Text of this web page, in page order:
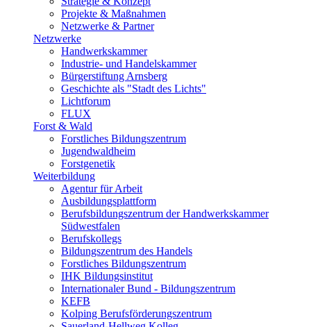
Projekte & Maßnahmen
Netzwerke & Partner
Netzwerke
Handwerkskammer
Industrie- und Handelskammer
Bürgerstiftung Arnsberg
Geschichte als "Stadt des Lichts"
Lichtforum
FLUX
Forst & Wald
Forstliches Bildungszentrum
Jugendwaldheim
Forstgenetik
Weiterbildung
Agentur für Arbeit
Ausbildungsplattform
Berufsbildungszentrum der Handwerkskammer
Südwestfalen
Berufskollegs
Bildungszentrum des Handels
Forstliches Bildungszentrum
IHK Bildungsinstitut
Internationaler Bund - Bildungszentrum
KEFB
Kolping Berufsförderungszentrum